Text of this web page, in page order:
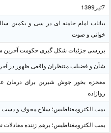
7تیر1399
بیانات امام خامنه ای در سی و یکمین
خوانی و صوت
بررسی جزئیات شکل گیری حکومت آخرین
شأن و فضیلت منتظران واقعی ظهور در
معجزه بخور جوش شیرین برای درمان
روازاده
بمب الکترومغناطیس؛ سلاح مخوف و دست
بمب الکترومغناطیس؛ برهم زننده